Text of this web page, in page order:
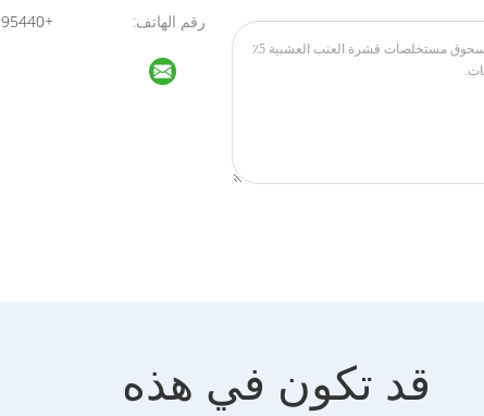
رقم الهاتف:
+8613764295440
قد تكون في هذه